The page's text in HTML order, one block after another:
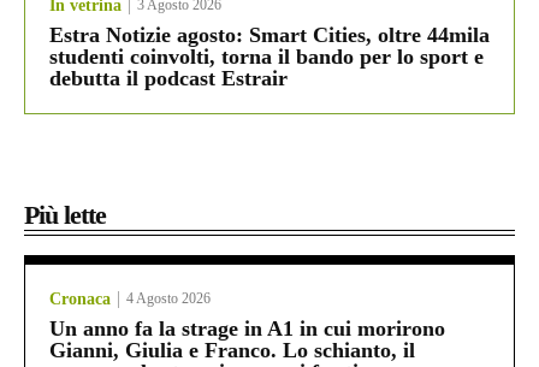
In vetrina 3 Agosto 2026
Estra Notizie agosto: Smart Cities, oltre 44mila
studenti coinvolti, torna il bando per lo sport e
debutta il podcast Estrair
Più lette
Cronaca 4 Agosto 2026
Un anno fa la strage in A1 in cui morirono
Gianni, Giulia e Franco. Lo schianto, il